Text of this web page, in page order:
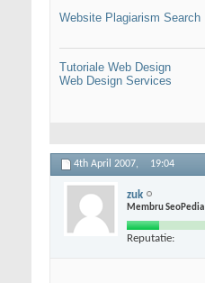
Website Plagiarism Search
Tutoriale Web Design
Web Design Services
4th April 2007, 19:04
zuk
Membru SeoPedia
Reputatie: